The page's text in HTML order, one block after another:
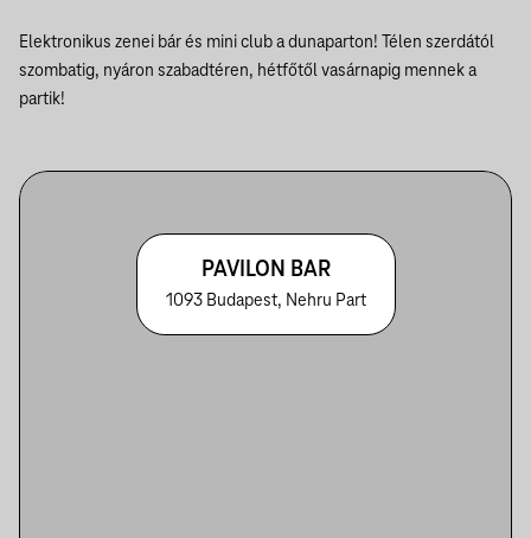
Elektronikus zenei bár és mini club a dunaparton! Télen szerdától
szombatig, nyáron szabadtéren, hétfőtől vasárnapig mennek a
partik!
PAVILON BAR
1093 Budapest, Nehru Part